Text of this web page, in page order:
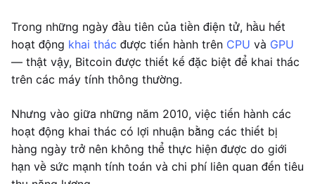
Trong những ngày đầu tiên của tiền điện tử, hầu hết
hoạt động khai thác được tiến hành trên CPU và GPU
— thật vậy, Bitcoin được thiết kế đặc biệt để khai thác
trên các máy tính thông thường.
Nhưng vào giữa những năm 2010, việc tiến hành các
hoạt động khai thác có lợi nhuận bằng các thiết bị
hàng ngày trở nên không thể thực hiện được do giới
hạn về sức mạnh tính toán và chi phí liên quan đến tiêu